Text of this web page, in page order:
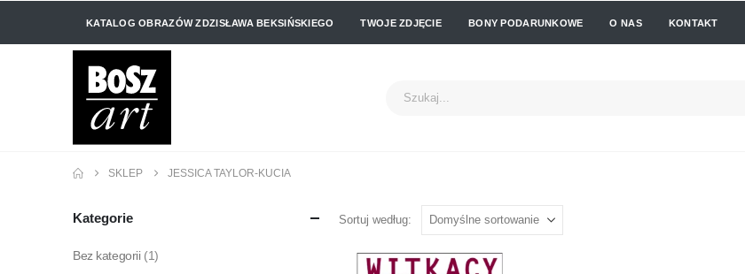
KATALOG OBRAZÓW ZDZISŁAWA BEKSIŃSKIEGO TWOJE ZDJĘCIE BONY PODARUNKOWE O NAS KONTAKT
SKLEP JESSICA TAYLOR-KUCIA
Sortuj według:
Kategorie
Bez kategorii (1)